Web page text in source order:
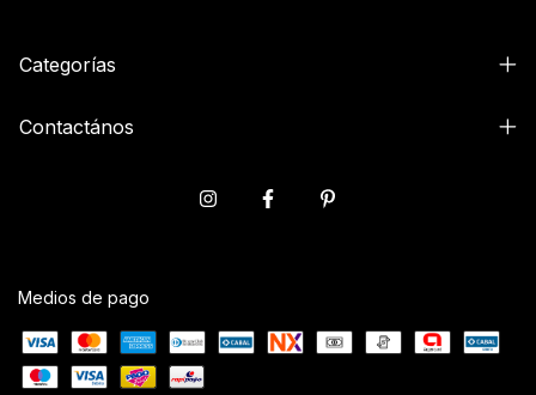
Categorías
Contactános
Medios de pago